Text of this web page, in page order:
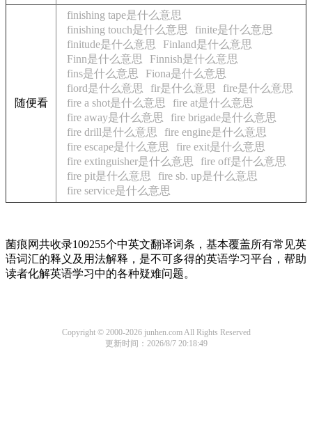
随便看
finishing tape是什么意思
finishing touch是什么意思
finite是什么意思
finitude是什么意思
Finland是什么意思
Finn是什么意思
Finnish是什么意思
fins是什么意思
Fiona是什么意思
fiord是什么意思
fir是什么意思
fire是什么意思
fire a shot是什么意思
fire at是什么意思
fire away是什么意思
fire brigade是什么意思
fire drill是什么意思
fire engine是什么意思
fire escape是什么意思
fire exit是什么意思
fire extinguisher是什么意思
fire off是什么意思
fire pit是什么意思
fire sb. up是什么意思
fire service是什么意思
菌痕网共收录109255个中英文翻译词条，基本覆盖所有常见英
语词汇的释义及用法解释，是不可多得的英语学习平台，帮助
读者化解英语学习中的各种疑难问题。
Copyright © 2000-2026 junhen.com All Rights Reserved
更新时间：2026/8/7 20:18:49